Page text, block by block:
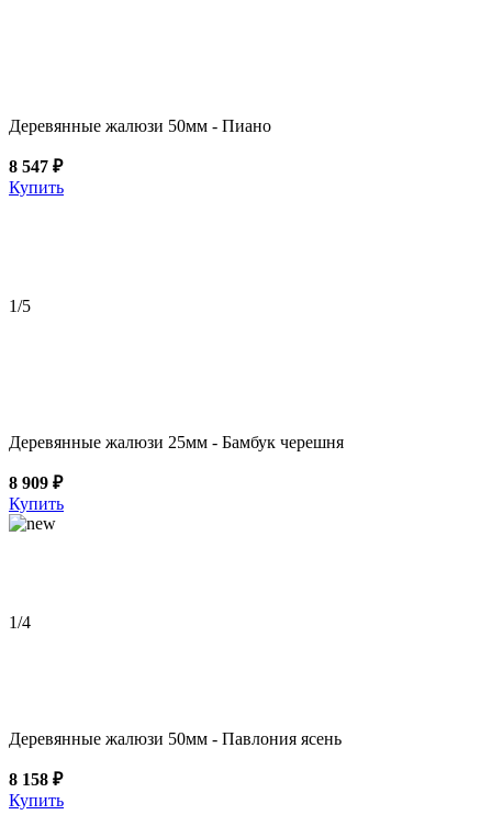
Деревянные жалюзи 50мм - Пиано
8 547 ₽
Купить
1/5
Деревянные жалюзи 25мм - Бамбук черешня
8 909 ₽
Купить
1/4
Деревянные жалюзи 50мм - Павлония ясень
8 158 ₽
Купить